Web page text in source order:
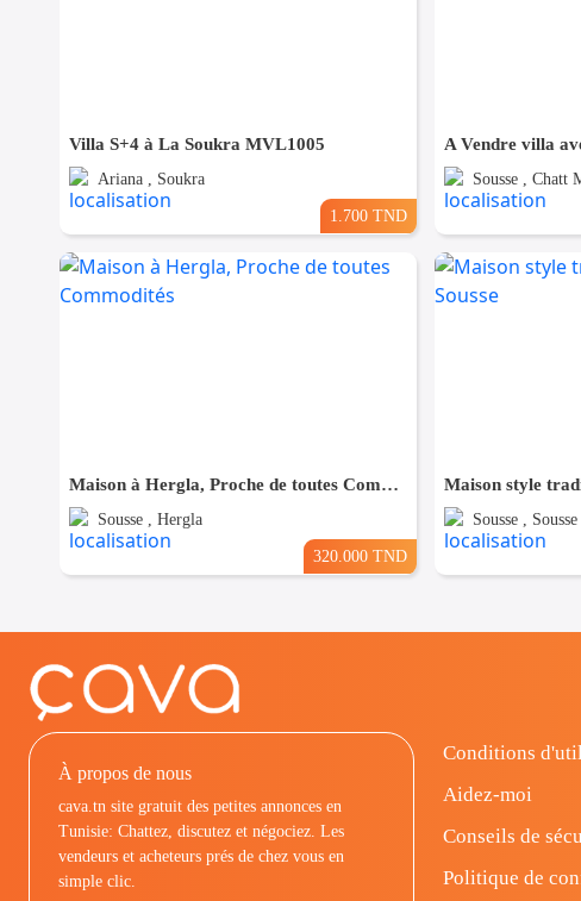
Villa S+4 à La Soukra MVL1005
Ariana , Soukra
1.700 TND
Sousse , Chatt
Maison à Hergla, Proche de toutes Commodités
Sousse , Hergla
320.000 TND
Sousse ,
À propos de nous
cava.tn site gratuit des petites annonces en
Tunisie: Chattez, discutez et négociez. Les
vendeurs et acheteurs prés de chez vous en
simple clic.
Conditions
Aidez-moi
Conseils de
Politique de